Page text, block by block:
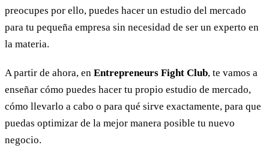
preocupes por ello, puedes hacer un estudio del mercado
para tu pequeña empresa sin necesidad de ser un experto en
la materia.
A partir de ahora, en Entrepreneurs Fight Club, te vamos a
enseñar cómo puedes hacer tu propio estudio de mercado,
cómo llevarlo a cabo o para qué sirve exactamente, para que
puedas optimizar de la mejor manera posible tu nuevo
negocio.